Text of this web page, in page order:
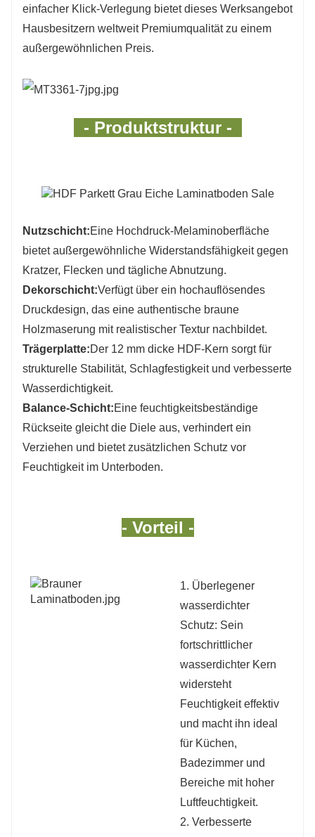
und Haustiere.
5. Direkt ab Werk: Holen Sie sich hochwertige,
exklusiven Direktpreisen ab Werk, die ein
hervorragendes Preis-Leistungs-Verhältnis
ohne Kompromisse bieten.
einfacher Klick-Verlegung bietet dieses Werksangebot
Hausbesitzern weltweit Premiumqualität zu einem
außergewöhnlichen Preis.
- Produktstruktur -
Nutzschicht:Eine Hochdruck-Melaminoberfläche
bietet außergewöhnliche Widerstandsfähigkeit gegen
Kratzer, Flecken und tägliche Abnutzung.
Dekorschicht:Verfügt über ein hochauflösendes
Druckdesign, das eine authentische braune
Holzmaserung mit realistischer Textur nachbildet.
Trägerplatte:Der 12 mm dicke HDF-Kern sorgt für
strukturelle Stabilität, Schlagfestigkeit und verbesserte
Wasserdichtigkeit.
Balance-Schicht:Eine feuchtigkeitsbeständige
Rückseite gleicht die Diele aus, verhindert ein
Verziehen und bietet zusätzlichen Schutz vor
Feuchtigkeit im Unterboden.
- Vorteil -
1. Überlegener
wasserdichter
Schutz: Sein
fortschrittlicher
wasserdichter Kern
widersteht
Feuchtigkeit effektiv
und macht ihn ideal
für Küchen,
Badezimmer und
Bereiche mit hoher
Luftfeuchtigkeit.
2. Verbesserte